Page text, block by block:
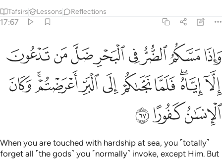
Tafsirs Lessons Reflections
17:67
واذا مسكم الضر في البحر ضل من تدعون الا اياه فلما نجاكم الى البر
وَإِذَا مَسَّكُمُ ٱلضُّرُّ فِى ٱلْبَحْرِ ضَلَّ مَن تَدْعُونَ إِلَّآ إِيَّاهُ ۖ فَلَمَّا نَجَّىٰكُمْ إِلَى
ﱁﱂﱃﱄﱅﱆﱇﱈ
ﱉﱊﱋﱌﱍﱎﱏﱐﱑﱒ
ﱓﱔﱕ
When you are touched with hardship at sea, you ˹totally˺
forget all ˹the gods˺ you ˹normally˺ invoke, except Him. But